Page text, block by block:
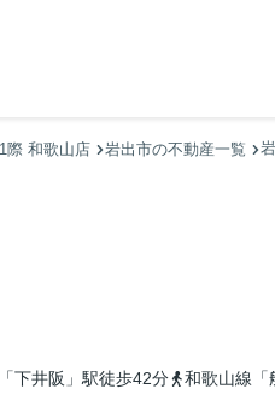
際 和歌山店 岩出市の不動産一覧
下井阪」駅徒歩42分 和歌山線「